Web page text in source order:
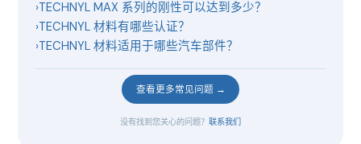
›TECHNYL MAX 系列的刚性可以达到多少？
›TECHNYL 材料有哪些认证？
›TECHNYL 材料适用于哪些汽车部件？
查看更多常见问题 →
没有找到您关心的问题？ 联系我们